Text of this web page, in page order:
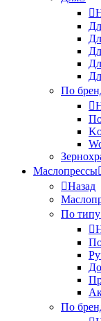
По
Маслопрессы
Назад
По типу
По